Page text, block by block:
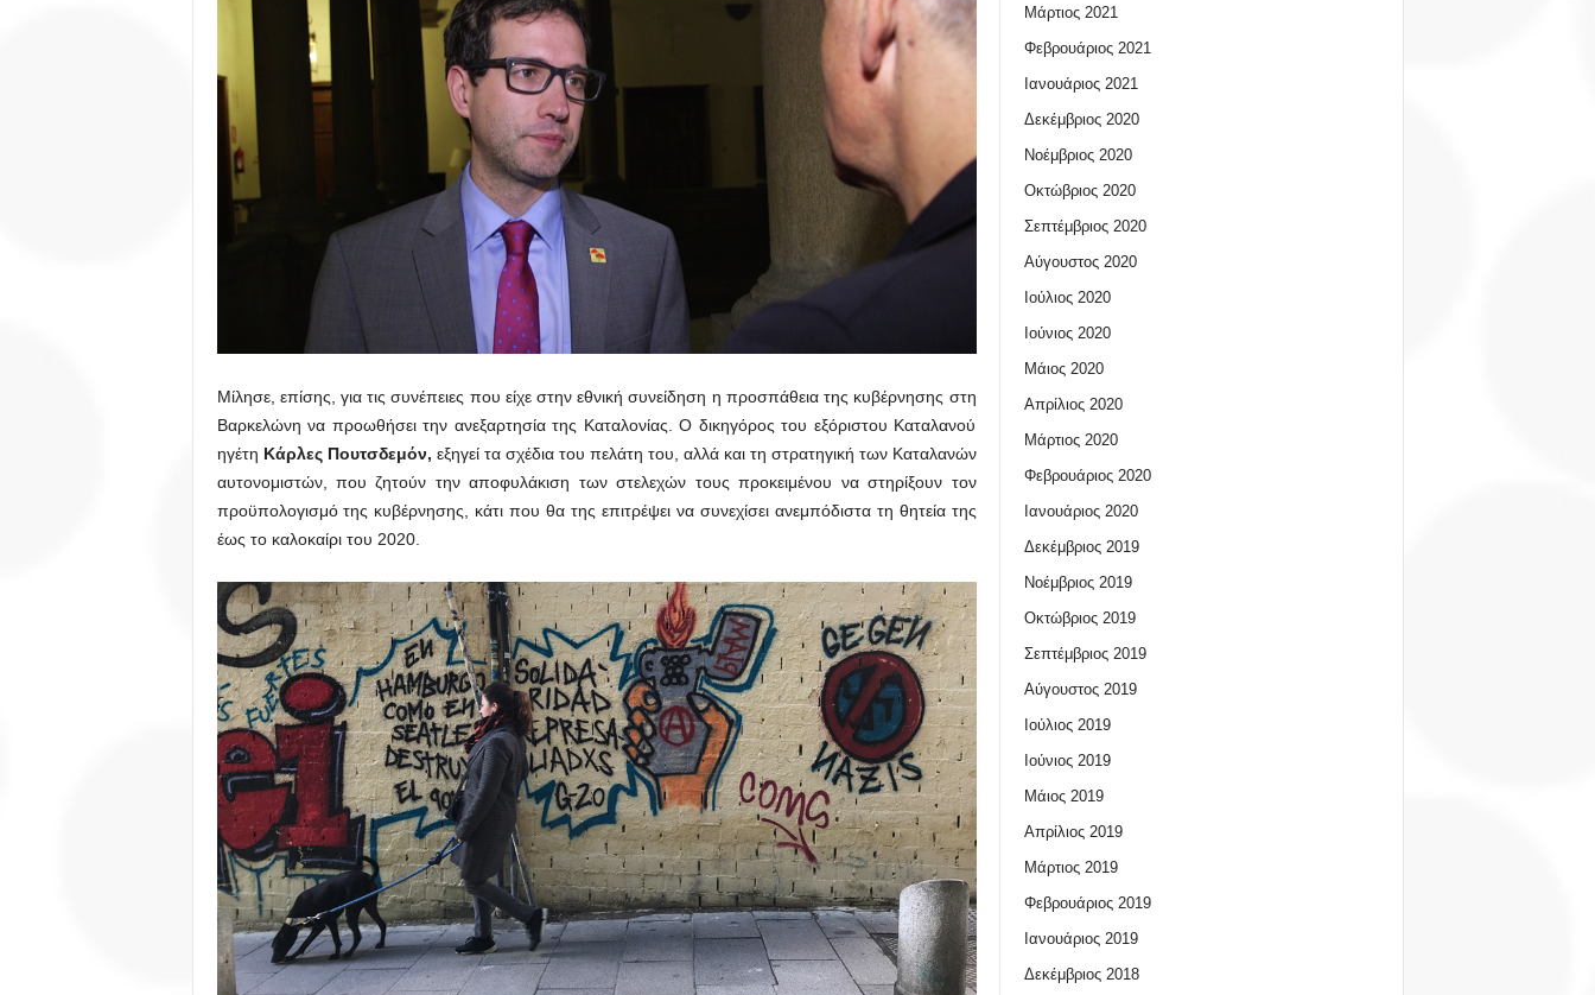
Μίλησε, επίσης, για τις συνέπειες που είχε στην εθνική συνείδηση η προσπάθεια της κυβέρνησης στη
Βαρκελώνη να προωθήσει την ανεξαρτησία της Καταλονίας. Ο δικηγόρος του εξόριστου Καταλανού
ηγέτη Κάρλες Πουτσδεμόν, εξηγεί τα σχέδια του πελάτη του, αλλά και τη στρατηγική των Καταλανών
αυτονομιστών, που ζητούν την αποφυλάκιση των στελεχών τους προκειμένου να στηρίξουν τον
προϋπολογισμό της κυβέρνησης, κάτι που θα της επιτρέψει να συνεχίσει ανεμπόδιστα τη θητεία της
έως το καλοκαίρι του 2020.
Μάρτιος 2021
Φεβρουάριος 2021
Ιανουάριος 2021
Δεκέμβριος 2020
Νοέμβριος 2020
Οκτώβριος 2020
Σεπτέμβριος 2020
Αύγουστος 2020
Ιούλιος 2020
Ιούνιος 2020
Μάιος 2020
Απρίλιος 2020
Μάρτιος 2020
Φεβρουάριος 2020
Ιανουάριος 2020
Δεκέμβριος 2019
Νοέμβριος 2019
Οκτώβριος 2019
Σεπτέμβριος 2019
Αύγουστος 2019
Ιούλιος 2019
Ιούνιος 2019
Μάιος 2019
Απρίλιος 2019
Μάρτιος 2019
Φεβρουάριος 2019
Ιανουάριος 2019
Δεκέμβριος 2018